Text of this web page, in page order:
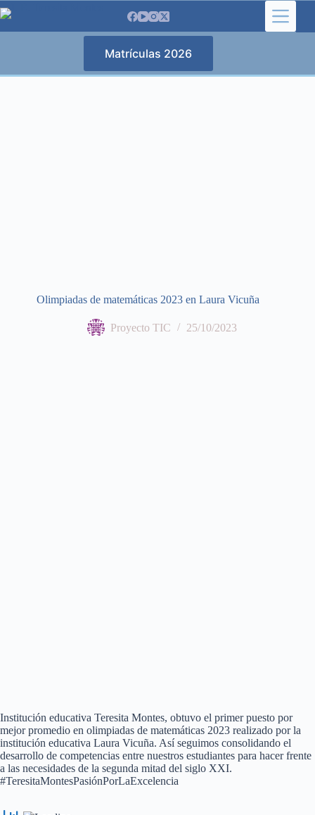
Saltar
al
contenido
Matrículas 2026
Olimpiadas de matemáticas 2023 en Laura Vicuña
Proyecto TIC 25/10/2023
Institución educativa Teresita Montes, obtuvo el primer puesto por
mejor promedio en olimpiadas de matemáticas 2023 realizado por la
institución educativa Laura Vicuña. Así seguimos consolidando el
desarrollo de competencias entre nuestros estudiantes para hacer frente
a las necesidades de la segunda mitad del siglo XXI.
#TeresitaMontesPasiónPorLaExcelencia